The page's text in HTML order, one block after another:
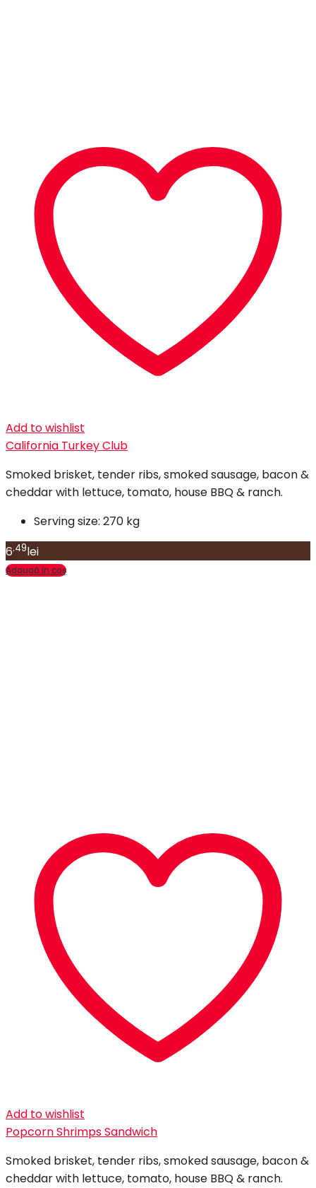
Add to wishlist
California Turkey Club
Smoked brisket, tender ribs, smoked sausage, bacon &
cheddar with lettuce, tomato, house BBQ & ranch.
Serving size: 270 kg
6.49lei
Adaugă în coș
Add to wishlist
Popcorn Shrimps Sandwich
Smoked brisket, tender ribs, smoked sausage, bacon &
cheddar with lettuce, tomato, house BBQ & ranch.